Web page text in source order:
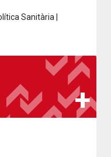
Sanitària |